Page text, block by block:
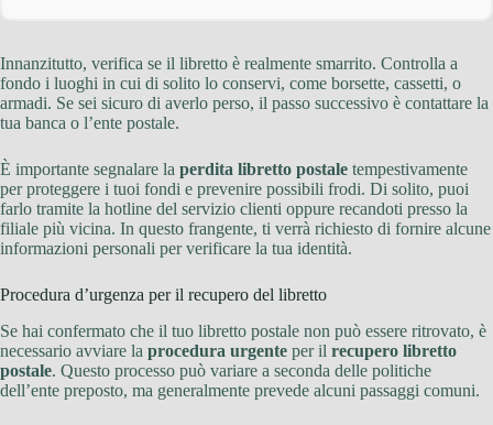
Innanzitutto, verifica se il libretto è realmente smarrito. Controlla a
fondo i luoghi in cui di solito lo conservi, come borsette, cassetti, o
armadi. Se sei sicuro di averlo perso, il passo successivo è contattare la
tua banca o l’ente postale.
È importante segnalare la perdita libretto postale tempestivamente
per proteggere i tuoi fondi e prevenire possibili frodi. Di solito, puoi
farlo tramite la hotline del servizio clienti oppure recandoti presso la
filiale più vicina. In questo frangente, ti verrà richiesto di fornire alcune
informazioni personali per verificare la tua identità.
Procedura d’urgenza per il recupero del libretto
Se hai confermato che il tuo libretto postale non può essere ritrovato, è
necessario avviare la procedura urgente per il recupero libretto
postale. Questo processo può variare a seconda delle politiche
dell’ente preposto, ma generalmente prevede alcuni passaggi comuni.